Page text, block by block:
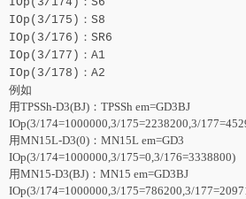
IOp(3/175)：S8
IOp(3/176)：SR6
IOp(3/177)：A1
IOp(3/178)：A2
例如
用TPSSh-D3(BJ)：TPSSh em=GD3BJ
IOp(3/174=1000000,3/175=2238200,3/
用MN15L-D3(0)：MN15L em=GD3
IOp(3/174=1000000,3/175=0,3/176=3338800)
用MN15-D3(BJ)：MN15 em=GD3BJ
IOp(3/174=1000000,3/175=786200,3/